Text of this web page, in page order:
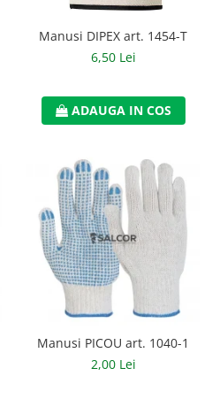
Manusi DIPEX art. 1454-T
6,50 Lei
ADAUGA IN COS
Manusi PICOU art. 1040-1
2,00 Lei